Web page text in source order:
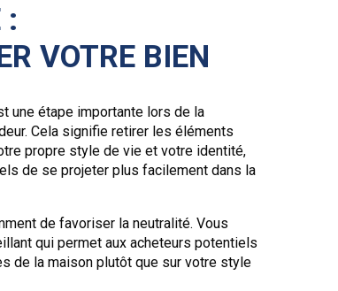
:
VOTRE BIEN
une étape importante lors de la
Cela signifie retirer les éléments
propre style de vie et votre identité,
de se projeter plus facilement dans la
de favoriser la neutralité. Vous
qui permet aux acheteurs potentiels
de la maison plutôt que sur votre style